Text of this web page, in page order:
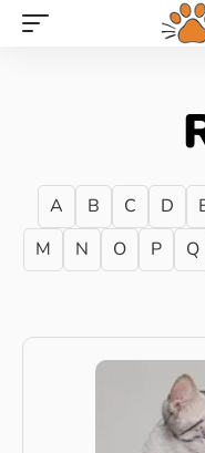
A B C D
M
N O P Q